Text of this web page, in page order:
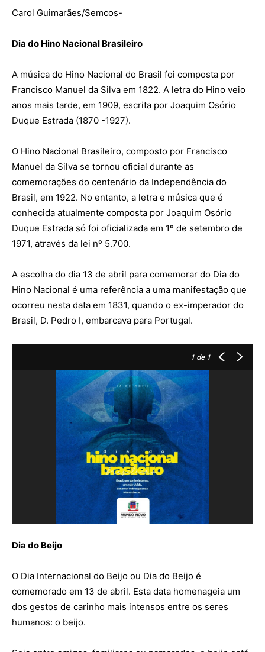
Carol Guimarães/Semcos-
Dia do Hino Nacional Brasileiro
A música do Hino Nacional do Brasil foi composta por
Francisco Manuel da Silva em 1822. A letra do Hino veio
anos mais tarde, em 1909, escrita por Joaquim Osório
Duque Estrada (1870 -1927).
O Hino Nacional Brasileiro, composto por Francisco
Manuel da Silva se tornou oficial durante as
comemorações do centenário da Independência do
Brasil, em 1922. No entanto, a letra e música que é
conhecida atualmente composta por Joaquim Osório
Duque Estrada só foi oficializada em 1º de setembro de
1971, através da lei nº 5.700.
A escolha do dia 13 de abril para comemorar do Dia do
Hino Nacional é uma referência a uma manifestação que
ocorreu nesta data em 1831, quando o ex-imperador do
Brasil, D. Pedro I, embarcava para Portugal.
1 de 1
Dia do Beijo
O Dia Internacional do Beijo ou Dia do Beijo é
comemorado em 13 de abril. Esta data homenageia um
dos gestos de carinho mais intensos entre os seres
humanos: o beijo.